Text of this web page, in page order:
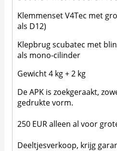
Klemmenset V4Tec met
als D12)
Klepbrug scubatec met
als mono-cilinder
Gewicht 4 kg + 2 kg
De APK is zoekgeraakt,
gedrukte vorm.
250 EUR alleen al voor
Deeltjesverkoop, krijg